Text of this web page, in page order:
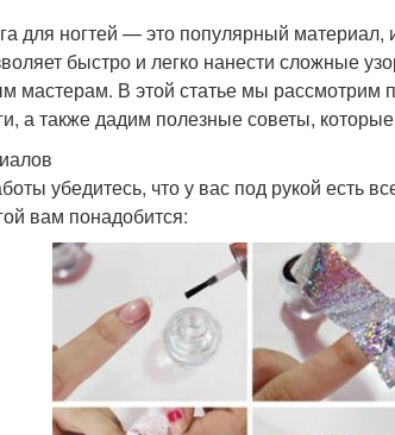
для ногтей — это популярный материал,
быстро и легко нанести сложные
мастерам. В этой статье мы рассмотрим
а также дадим полезные советы,
убедитесь, что у вас под рукой есть
вам понадобится: